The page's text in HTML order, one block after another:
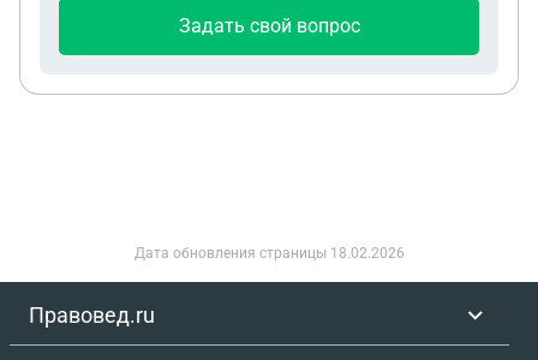
пособия и (или) документов (сведений) после
(или) документов (сведений) на доработку.
Задать свой вопрос
Дата обновления страницы 18.02.2026
Правовед.ru